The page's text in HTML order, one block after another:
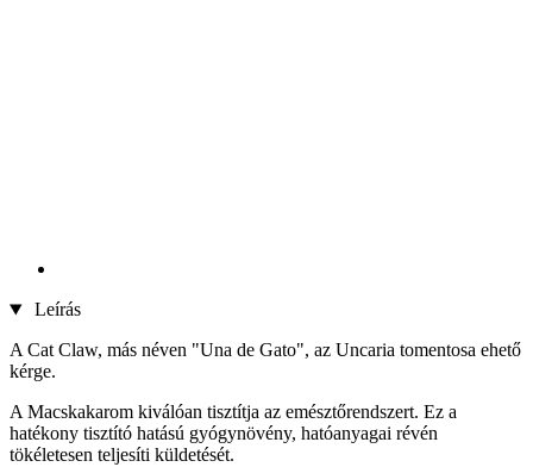
Leírás
A Cat Claw, más néven "Una de Gato", az Uncaria tomentosa ehető
kérge.
A Macskakarom kiválóan tisztítja az emésztőrendszert. Ez a
hatékony tisztító hatású gyógynövény, hatóanyagai révén
tökéletesen teljesíti küldetését.